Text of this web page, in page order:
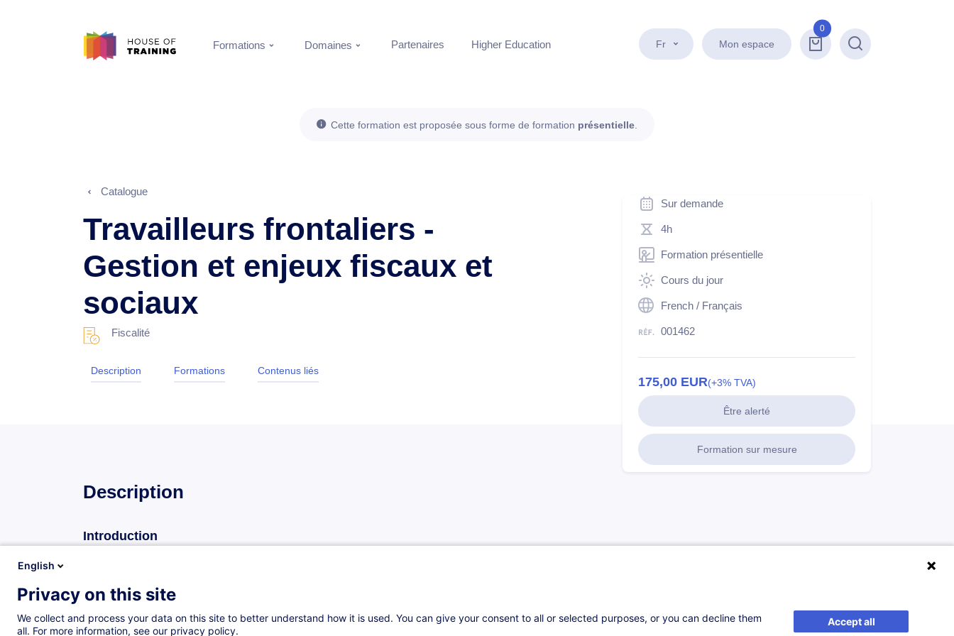
Fr Mon espace
0
Recherche
Formations Domaines Partenaires Higher Education
Cette formation est proposée sous forme de formation présentielle
Catalogue
Travailleurs frontaliers -
Gestion et enjeux fiscaux et
sociaux
Fiscalité
Description Formations Contenus liés
Sur demande
4h
Formation présentielle
Cours du jour
French / Français
001462
175,00 EUR(+3% TVA)
Être alerté
Formation sur mesure
Description
Introduction
implications en matière de sécurité sociale et les spécificités “payroll”.
Cette formation vous fournit des clés pratiques pour comprendre et appliquer efficacement les
English
Privacy on this site
We collect and process your data on this site to better understand how it is used. You can give your consent to all or selected purposes, or you can decline them
all. For more information, see our privacy policy.
Accept all